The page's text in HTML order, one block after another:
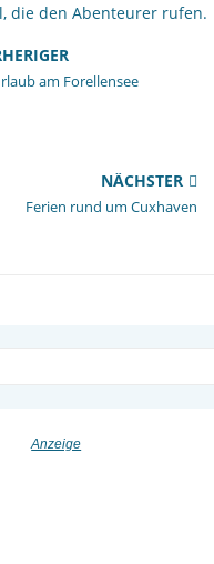
die den Abenteurer rufen.
am Forellensee
NÄCHSTER
Ferien rund um Cuxhaven